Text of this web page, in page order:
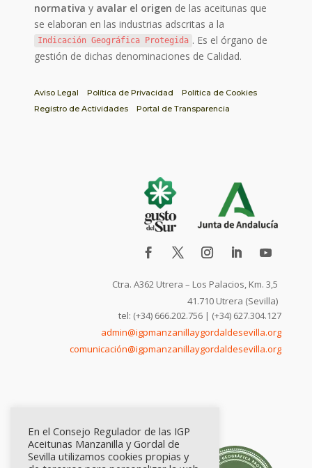
normativa y avalar el origen de las aceitunas que
se elaboran en las industrias adscritas a la
Indicación Geográfica Protegida . Es el órgano de
gestión de dichas denominaciones de Calidad.
Aviso Legal Política de Privacidad
Política de Cookies
Registro de Actividades
Portal de Transparencia
Ctra. A362 Utrera – Los Palacios, Km. 3,5
41.710 Utrera (Sevilla)
tel: (+34) 666.202.756 | (+34) 627.304.127
admin@igpmanzanillaygordaldesevilla.org
comunicación@igpmanzanillaygordaldesevilla.org
En el Consejo Regulador de las IGP
Aceitunas Manzanilla y Gordal de
Sevilla utilizamos cookies propias y